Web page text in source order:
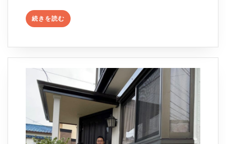
足
組
立
～
Ｉ
続きを読む 続
き